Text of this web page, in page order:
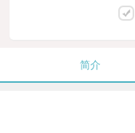
简介